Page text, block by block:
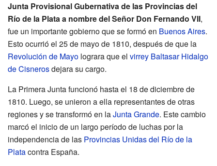
Junta Provisional Gubernativa de las Provincias del
Río de la Plata a nombre del Señor Don Fernando VII,
fue un importante gobierno que se formó en Buenos Aires.
Esto ocurrió el 25 de mayo de 1810, después de que la
Revolución de Mayo lograra que el virrey Baltasar Hidalgo
de Cisnerosdejara su cargo.
La Primera Junta funcionó hasta el 18 de diciembre de
1810. Luego, se unieron a ella representantes de otras
regiones y se transformó en laJunta Grande. Este cambio
marcó el inicio de un largo período de luchas por la
independencia de las Provincias Unidas del Río de la
Platacontra España.